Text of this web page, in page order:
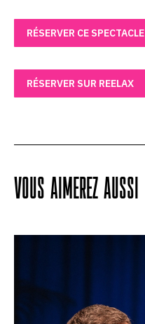
RÉSERVER CE SPECTACLE
RÉSERVER SUR REELAX
VOUS AIMEREZ AUSSI